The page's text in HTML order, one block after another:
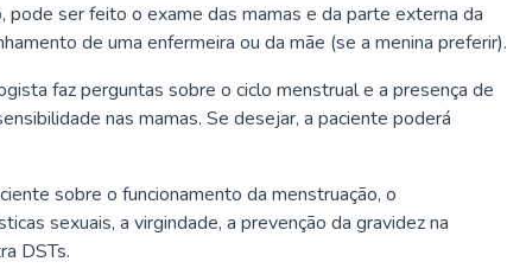
pode ser feito o exame das mamas e da parte externa da
de uma enfermeira ou da mãe (se a menina preferir).
faz perguntas sobre o ciclo menstrual e a presença de
nas mamas. Se desejar, a paciente poderá
sobre o funcionamento da menstruação, o
sexuais, a virgindade, a prevenção da gravidez na
DSTs.